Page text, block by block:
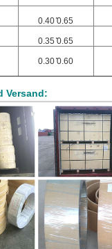
0.40 ̊0.65
0.35 ̊0.65
0.30 ̊0.60
Versand: